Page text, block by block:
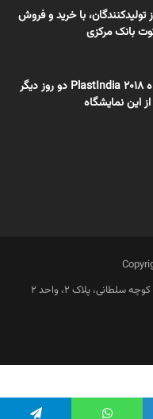
تولیدکنندگان، با خرید و فروش
بانک مرکزی
دهمین دوره نمایشگاه PlastIndia 2018 دو روز دیگر
این نمایشگاه
سلطانی، پلاک 2، واحد 2